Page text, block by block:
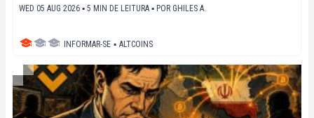
WED 05 AUG 2026 ▪ 5 MIN DE LEITURA ▪ POR GHILES A.
INFORMAR-SE ▪ ALTCOINS